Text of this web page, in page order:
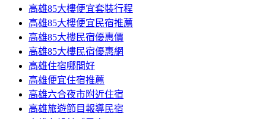
高雄85大樓便宜套裝行程
高雄85大樓便宜民宿推薦
高雄85大樓民宿優惠價
高雄85大樓民宿優惠網
高雄住宿哪間好
高雄便宜住宿推薦
高雄六合夜市附近住宿
高雄旅遊節目報導民宿